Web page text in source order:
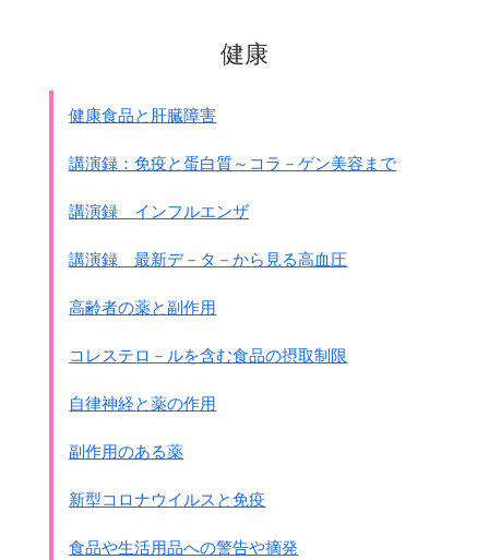
健康
健康食品と肝臓障害
講演録：免疫と蛋白質～コラ－ゲン美容まで
講演録 インフルエンザ
講演録 最新デ－タ－から見る高血圧
高齢者の薬と副作用
コレステロ－ルを含む食品の摂取制限
自律神経と薬の作用
副作用のある薬
新型コロナウイルスと免疫
食品や生活用品への警告や摘発